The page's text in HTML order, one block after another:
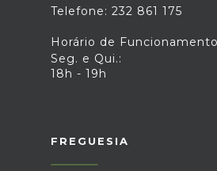
Telefone: 232 861 175
Horário de
Seg. e Qui.:
18h - 19h
FREGUESIA